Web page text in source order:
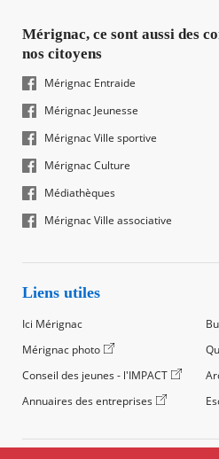
Mérignac, ce sont aussi des
nos citoyens
Mérignac Entraide
Mérignac Jeunesse
Mérignac Ville sportive
Mérignac Culture
Médiathèques
Mérignac Ville associative
Liens utiles
Ici Mérignac
Mérignac photo
Conseil des jeunes - l'IMPACT
Annuaires des entreprises